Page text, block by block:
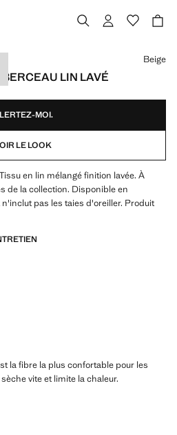
BERCEAU LIN LAVÉ
Beige
MOI.
LE LOOK
en lin mélangé finition lavée. À
de la collection. Disponible en
pas les taies d'oreiller. Produit
la fibre la plus confortable pour les
vite et limite la chaleur.